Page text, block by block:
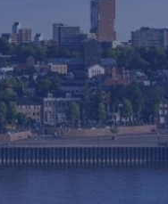
Deutsch
Español
Hrvatski
Finnish
States Dollar
Krone Rs.
Krone
Krona CHF